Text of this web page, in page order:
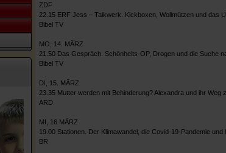
ZDF
22.15 ERF Jess – Talkwerk. Kickboxen, Wollmützen und das
Bibel TV
MO, 14. MÄRZ
21.50 Das Gespräch. Schönheits-OP, Drogen und die Suche
Bibel TV
DI, 15. MÄRZ
23.35 Mutter werden mit Behinderung? Alexandra und ihr Weg
ARD
MI, 16 MÄRZ
19.00 Stationen. Der Klimawandel, die Covid-19-Pandemie und
BR